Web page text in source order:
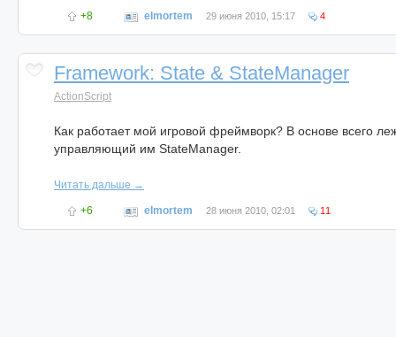
+8 elmortem 29 июня 2010, 15:17 4
Framework: State & StateManager
ActionScript
Как работает мой игровой фреймворк? В основе всего
управляющий им StateManager.
Читать дальше →
+6 elmortem 28 июня 2010, 02:01 11